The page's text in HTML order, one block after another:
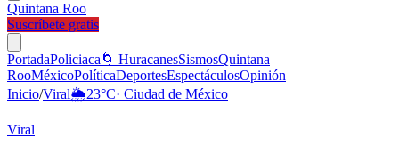
Quintana Roo
Suscríbete gratis
PortadaPoliciaca 🌀 HuracanesSismosQuintana
RooMéxicoPolíticaDeportesEspectáculosOpinión
Inicio/Viral🌦️23°C· Ciudad de México
Viral